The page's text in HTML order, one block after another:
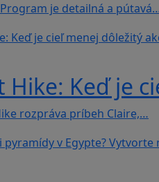
je detailná a
Hike: Keď je
rozpráva príbeh Claire,…